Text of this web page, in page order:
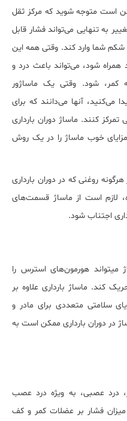
است متوجه شوید که مرکز ثقل
به تنهایی می‌تواند فشار قابل
شما وارد کند. وقتی همه این
شود، می‌تواند باعث درد و
کمر، شود. وقتی یک ماساژور
آموزش‌دیده و باتجربه دوران بارداری پیدا می‌کنید، آن‎ها می‌دانند که برای
کنند. ماساژ دوران بارداری
خوب ماساژ را در یک روش
روغنی که در دوران بارداری
لازم است از ماساژ قسمت‌های
اجتناب شود.
چه باردار باشید و چه نباشید، ماساژ می‎تواند هورمون‌های استرس را
کند. ماساژ بارداری علاوه بر
سلامتی متعددی برای مادر و
در دوران بارداری ممکن است به
درد عصبی، به ویژه درد عصب
فشار بر عضلات کمر و کف